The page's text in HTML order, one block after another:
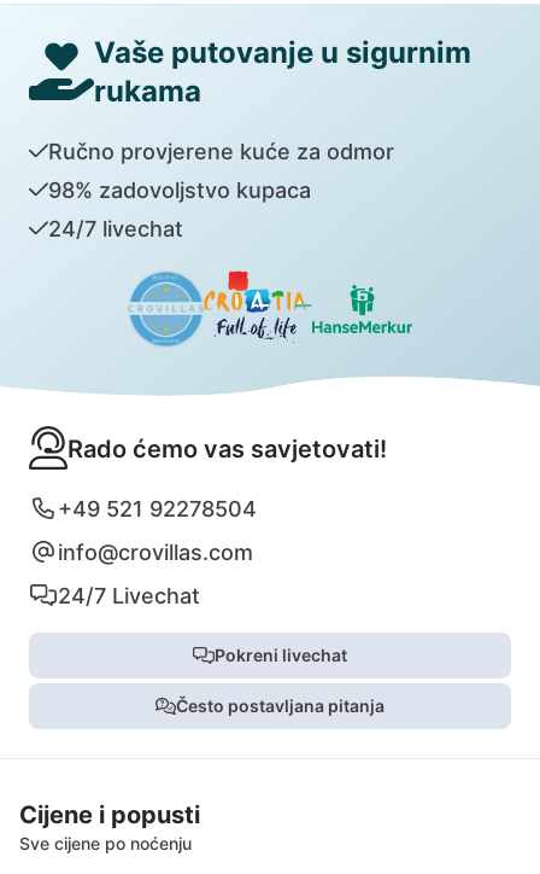
Vaše putovanje u sigurnim
rukama
Ručno provjerene kuće za odmor
98% zadovoljstvo kupaca
24/7 livechat
Rado ćemo vas savjetovati!
+49 521 92278504
info@crovillas.com
24/7 Livechat
Pokreni livechat
Često postavljana pitanja
Cijene i popusti
Sve cijene po noćenju